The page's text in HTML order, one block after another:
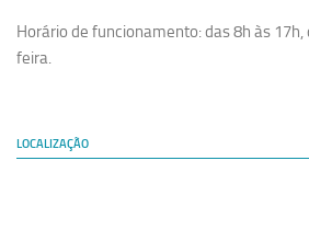
Horário de funcionamento: das 8h às
feira.
LOCALIZAÇÃO